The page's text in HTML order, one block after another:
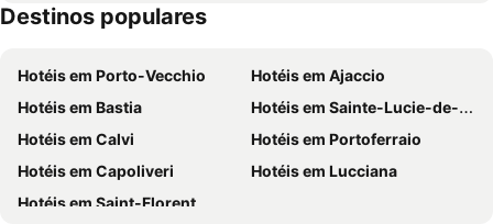
Le Delta de l'Ostriconi
Destinos populares
Hotéis em Porto-Vecchio
Hotéis em Ajaccio
Hotéis em Bastia
Hotéis em Sainte-Lucie-de-Porto-Vecchio
Hotéis em Calvi
Hotéis em Portoferraio
Hotéis em Capoliveri
Hotéis em Lucciana
Hotéis em Saint-Florent